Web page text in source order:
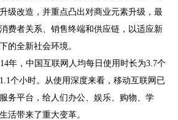
级改造，并重点凸出对商业元素升级，最
费者关系、销售终端和供应链，以适应新
的全新社会环境。
年，中国互联网人均每日使用时长为3.7个
个小时。从使用深度来看，移动互联网已
务平台，给人们办公、娱乐、购物、学
活带来了重大变革。